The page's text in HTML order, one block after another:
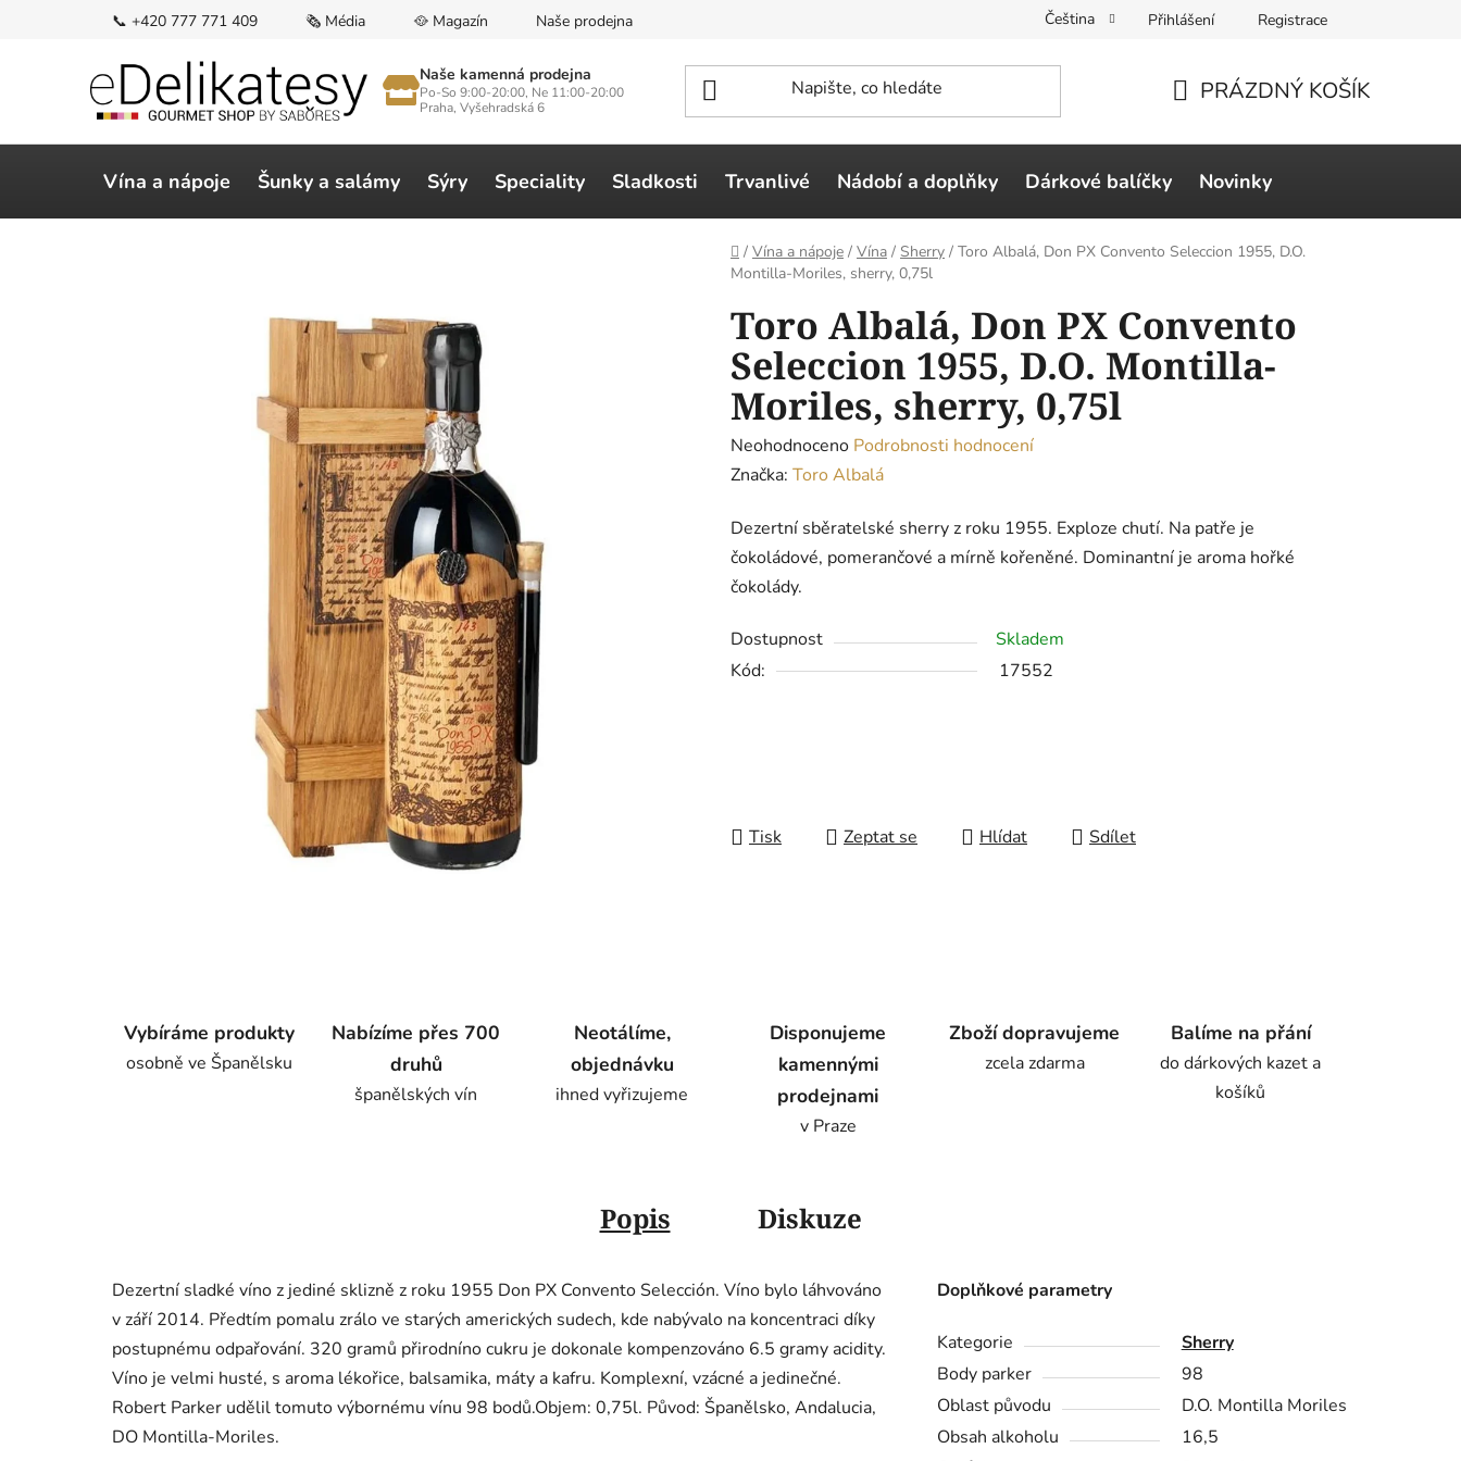
📞 +420 777 771 409 🗞️ Média 🥘 Magazín Naše prodejna Čeština Přihlášení Registrace
Naše kamenná prodejna
Po-So 9:00-20:00, Ne 11:00-20:00
Praha, Vyšehradská 6
KOŠÍK
PRÁZDNÝ KOŠÍK
Vína a nápoje Šunky a salámy Sýry Speciality Sladkosti Trvanlivé Nádobí a doplňky Dárkové balíčky Novinky
Domů
/ Vína a nápoje / Vína / Sherry / Toro Albalá, Don PX Convento Seleccion 1955, D.O.
Montilla-Moriles, sherry, 0,75l
Toro Albalá, Don PX Convento
Seleccion 1955, D.O. Montilla-
Moriles, sherry, 0,75l
Průměrné
hodnocení
je
0,0
z
hvězdiček.
Neohodnoceno Podrobnosti hodnocení
Značka: Toro Albalá
Dezertní sběratelské sherry z roku 1955. Exploze chutí. Na patře je
čokoládové, pomerančové a mírně kořeněné. Dominantní je aroma hořké
čokolády.
Dostupnost
Skladem
Kód:
17552
Tisk Zeptat se Hlídat Sdílet
Vybíráme produkty
osobně ve Španělsku
Nabízíme přes 700
druhů
španělských vín
Neotálíme,
objednávku
ihned vyřizujeme
Disponujeme
kamennými
prodejnami
v Praze
Zboží dopravujeme
zcela zdarma
Balíme na přání
do dárkových kazet a
košíků
Popis Diskuze
Dezertní sladké víno z jediné sklizně z roku 1955 Don PX Convento Selección. Víno bylo láhvováno
v září 2014. Předtím pomalu zrálo ve starých amerických sudech, kde nabývalo na koncentraci díky
postupnému odpařování. 320 gramů přirodníno cukru je dokonale kompenzováno 6.5 gramy acidity.
Víno je velmi husté, s aroma lékořice, balsamika, máty a kafru. Komplexní, vzácné a jedinečné.
Robert Parker udělil tomuto výbornému vínu 98 bodů.Objem: 0,75l. Původ: Španělsko, Andalucia,
DO Montilla-Moriles.
Doplňkové parametry
Kategorie
Sherry
Body parker
98
Oblast původu
D.O. Montilla Moriles
Obsah alkoholu
16,5